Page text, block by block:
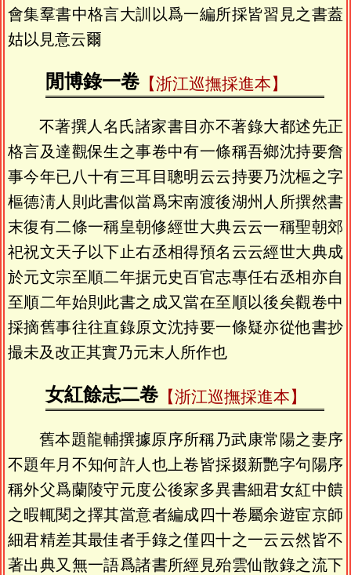
會集羣書中格言大訓以爲一編所採皆習見之書蓋
姑以見意云爾
閒博錄一卷【浙江巡撫採進本】
不著撰人名氏諸家書目亦不著錄大都述先正
格言及達觀保生之事卷中有一條稱吾鄉沈持要詹
事今年已八十有三耳目聰明云云持要乃沈樞之字
樞德淸人則此書似當爲宋南渡後湖州人所撰然書
末復有二條一稱皇朝修經世大典云云一稱聖朝郊
祀祝文天子以下止右丞相得預名云云經世大典成
於元文宗至順二年据元史百官志專任右丞相亦自
至順二年始則此書之成又當在至順以後矣觀卷中
採摘舊事往往直錄原文沈持要一條疑亦從他書抄
撮未及改正其實乃元末人所作也
女紅餘志二卷【浙江巡撫採進本】
舊本題龍輔撰據原序所稱乃武康常陽之妻序
不題年月不知何許人也上卷皆採掇新艷字句陽序
稱外父爲蘭陵守元度公後家多異書細君女紅中饋
之暇輒閱之擇其當意者編成四十卷屬余遊宦京師
細君精差其最佳者手錄之僅四十之一云云然皆不
著出典又無一語爲諸書所經見殆雲仙散錄之流下